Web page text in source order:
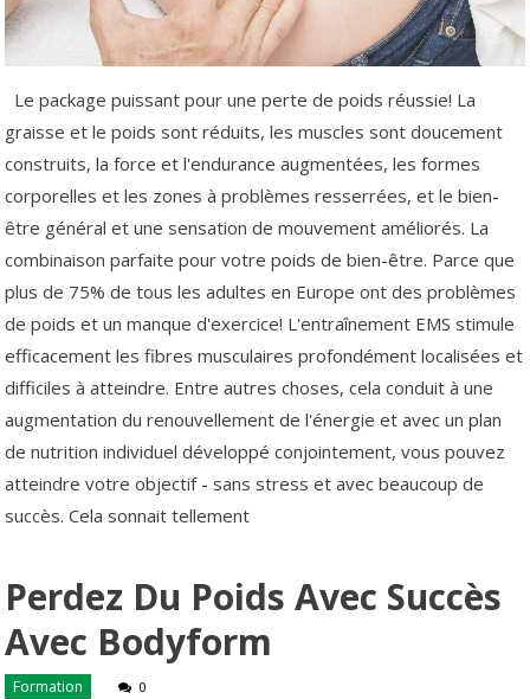
Le package puissant pour une perte de poids réussie! La
graisse et le poids sont réduits, les muscles sont doucement
construits, la force et l'endurance augmentées, les formes
corporelles et les zones à problèmes resserrées, et le bien-
être général et une sensation de mouvement améliorés. La
combinaison parfaite pour votre poids de bien-être. Parce que
plus de 75% de tous les adultes en Europe ont des problèmes
de poids et un manque d'exercice! L'entraînement EMS stimule
efficacement les fibres musculaires profondément localisées et
difficiles à atteindre. Entre autres choses, cela conduit à une
augmentation du renouvellement de l'énergie et avec un plan
de nutrition individuel développé conjointement, vous pouvez
atteindre votre objectif - sans stress et avec beaucoup de
succès. Cela sonnait tellement
Perdez Du Poids Avec Succès
Avec Bodyform
Formation 0